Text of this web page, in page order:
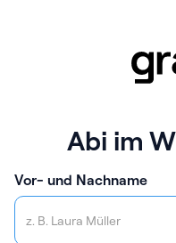
Abi im
Vor- und Nachname